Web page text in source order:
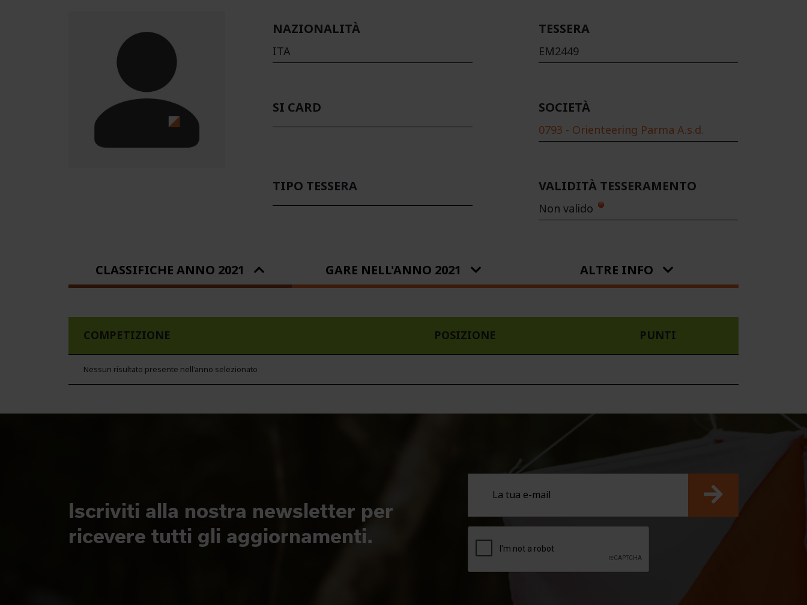
NAZIONALITÀ
ITA
TESSERA
EM2449
SI CARD SOCIETÀ
0793 - Orienteering Parma A.s.d.
TIPO TESSERA VALIDITÀ TESSERAMENTO
Non valido
CLASSIFICHE ANNO 2021 GARE NELL'ANNO 2021 ALTRE INFO
COMPETIZIONE POSIZIONE PUNTI
Nessun risultato presente nell'anno selezionato
Iscriviti alla nostra newsletter per
ricevere tutti gli aggiornamenti.